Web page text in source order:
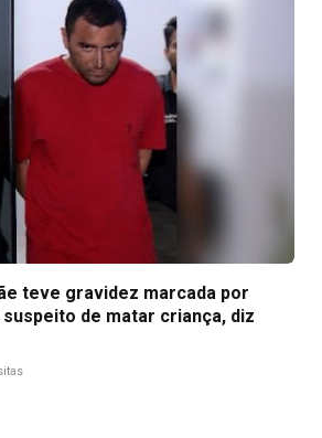
teve gravidez marcada por
de matar criança, diz